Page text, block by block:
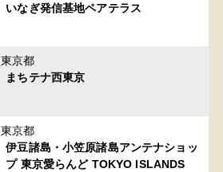
いなぎ発信基地ペアテラス
東京都
まちテナ西東京
東京都
伊豆諸島・小笠原諸島アンテナショッ
プ 東京愛らんど TOKYO ISLANDS